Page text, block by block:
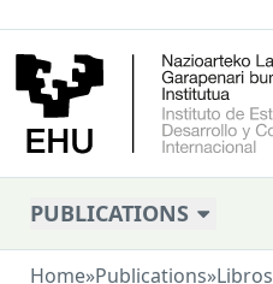
PUBLICATIONS
Home»Publications»Libros